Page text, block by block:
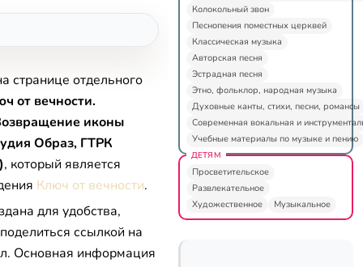
странице отдельного
от вечности.
иконы
Образ, ГТРК
, который является
Ключ от вечности.
для удобства,
ссылкой на
Основная информация
Колокольный звон
Песнопения поместных церквей
Классическая музыка
Авторская песня
Эстрадная песня
Этно, фольклор, народная музыка
Духовные канты, стихи, песни, романсы
Современная вокальная и
Учебные материалы по музыке и пению
ДЕТЯМ
Просветительское
Развлекательное
Художественное
Музыкальное